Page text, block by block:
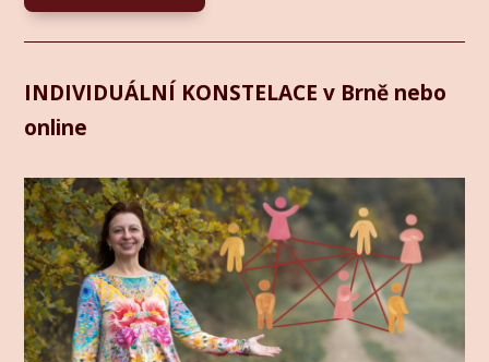
INDIVIDUÁLNÍ KONSTELACE v Brně nebo
online